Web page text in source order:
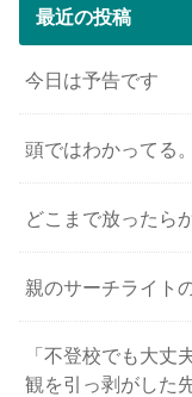
最近の投稿
今日は予告です
頭ではわかってる
どこまで放ったら
親のサーチライト
「不登校でも大丈
観を引っ剥がした